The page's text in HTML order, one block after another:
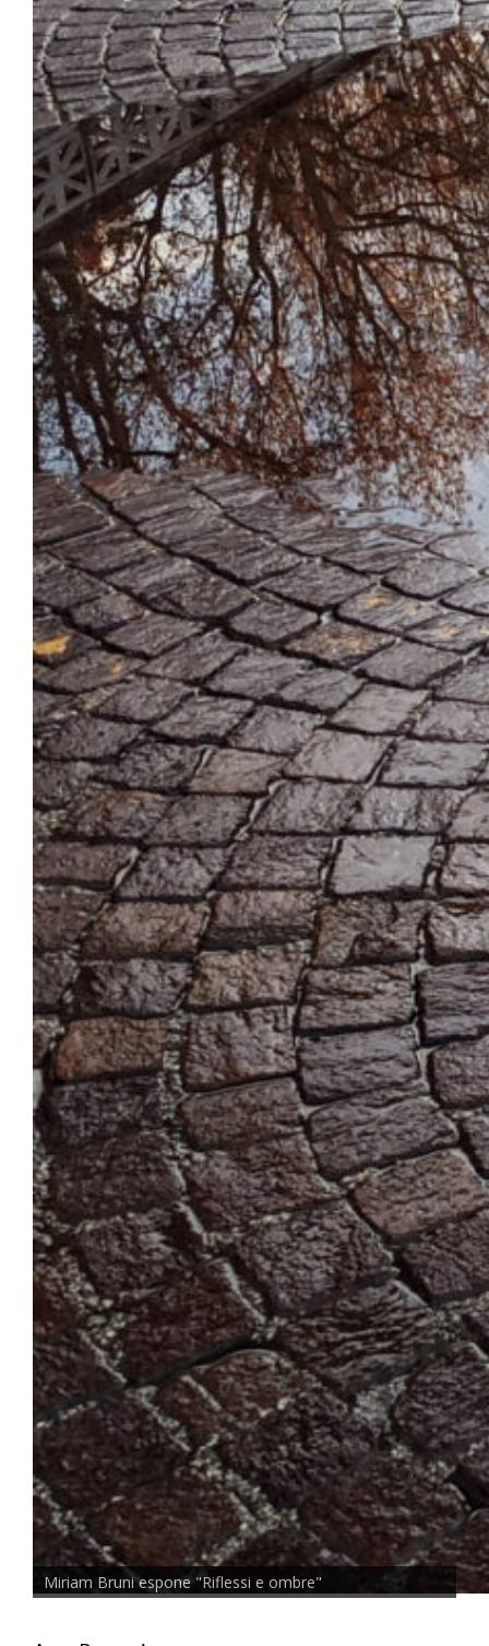
Miriam Bruni espone "Riflessi e ombre"